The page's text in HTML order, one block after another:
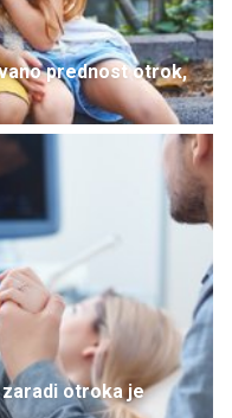
prednost otrok,
otroka je